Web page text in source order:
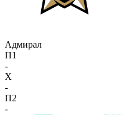
Адмирал
П1
-
X
-
П2
-